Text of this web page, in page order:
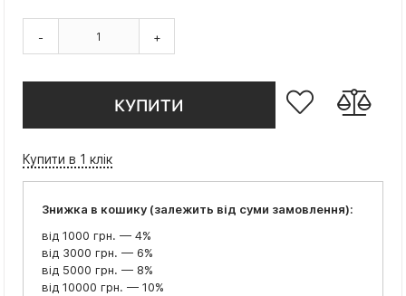
- +
КУПИТИ
Купити в 1 клік
Знижка в кошику (залежить від суми замовлення):
від 1000 грн. — 4%
від 3000 грн. — 6%
від 5000 грн. — 8%
від 10000 грн. — 10%